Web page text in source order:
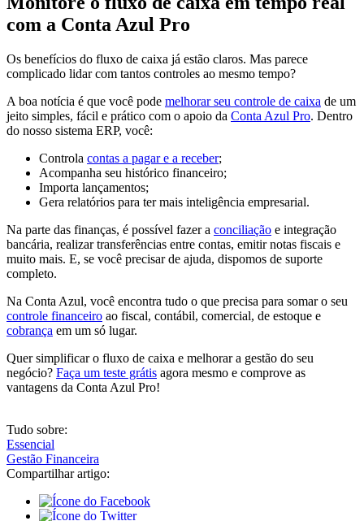
com a Conta Azul Pro
Os benefícios do fluxo de caixa já estão claros. Mas parece
complicado lidar com tantos controles ao mesmo tempo?
A boa notícia é que você pode melhorar seu controle de caixa de um
jeito simples, fácil e prático com o apoio da Conta Azul Pro. Dentro
do nosso sistema ERP, você:
Controla contas a pagar e a receber;
Acompanha seu histórico financeiro;
Importa lançamentos;
Gera relatórios para ter mais inteligência empresarial.
Na parte das finanças, é possível fazer a conciliação e integração
bancária, realizar transferências entre contas, emitir notas fiscais e
muito mais. E, se você precisar de ajuda, dispomos de suporte
completo.
Na Conta Azul, você encontra tudo o que precisa para somar o seu
controle financeiro ao fiscal, contábil, comercial, de estoque e
cobrança em um só lugar.
Quer simplificar o fluxo de caixa e melhorar a gestão do seu
negócio? Faça um teste grátis agora mesmo e comprove as
vantagens da Conta Azul Pro!
Tudo sobre:
Essencial
Gestão Financeira
Compartilhar artigo: